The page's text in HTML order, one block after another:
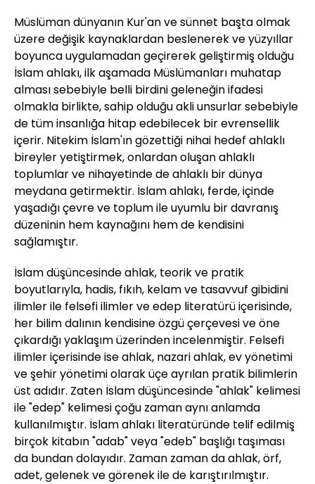
Müslüman dünyanın Kur'an ve sünnet başta olmak
üzere değişik kaynaklardan beslenerek ve yüzyıllar
boyunca uygulamadan geçirerek geliştirmiş olduğu
İslam ahlakı, ilk aşamada Müslümanları muhatap
alması sebebiyle belli birdini geleneğin ifadesi
olmakla birlikte, sahip olduğu akli unsurlar sebebiyle
de tüm insanlığa hitap edebilecek bir evrensellik
içerir. Nitekim İslam'ın gözettiği nihai hedef ahlaklı
bireyler yetiştirmek, onlardan oluşan ahlaklı
toplumlar ve nihayetinde de ahlaklı bir dünya
meydana getirmektir. İslam ahlakı, ferde, içinde
yaşadığı çevre ve toplum ile uyumlu bir davranış
düzeninin hem kaynağını hem de kendisini
sağlamıştır.
İslam düşüncesinde ahlak, teorik ve pratik
boyutlarıyla, hadis, fıkıh, kelam ve tasavvuf gibidini
ilimler ile felsefi ilimler ve edep literatürü içerisinde,
her bilim dalının kendisine özgü çerçevesi ve öne
çıkardığı yaklaşım üzerinden incelenmiştir. Felsefi
ilimler içerisinde ise ahlak, nazari ahlak, ev yönetimi
ve şehir yönetimi olarak üçe ayrılan pratik bilimlerin
üst adıdır. Zaten İslam düşüncesinde "ahlak" kelimesi
ile "edep" kelimesi çoğu zaman aynı anlamda
kullanılmıştır. İslam ahlakı literatüründe telif edilmiş
birçok kitabın "adab" veya "edeb" başlığı taşıması
da bundan dolayıdır. Zaman zaman da ahlak, örf,
adet, gelenek ve görenek ile de karıştırılmıştır.